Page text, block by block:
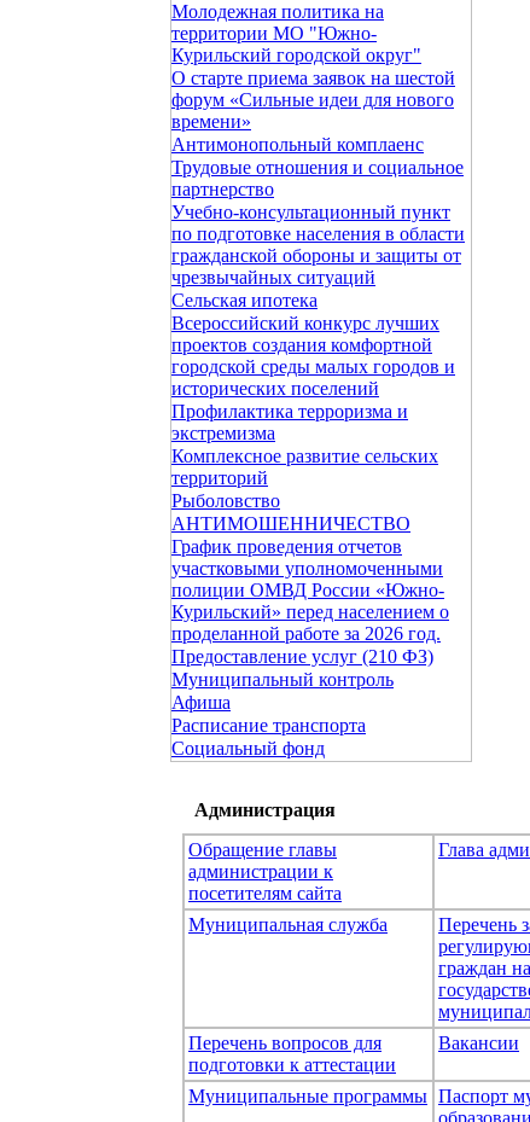
Молодежная политика на
территории МО "Южно-
Курильский городской округ"
О старте приема заявок на шестой
форум «Сильные идеи для нового
времени»
Антимонопольный комплаенс
Трудовые отношения и социальное
партнерство
Учебно-консультационный пункт
по подготовке населения в области
гражданской обороны и защиты от
чрезвычайных ситуаций
Сельская ипотека
Всероссийский конкурс лучших
проектов создания комфортной
городской среды малых городов и
исторических поселений
Профилактика терроризма и
экстремизма
Комплексное развитие сельских
территорий
Рыболовство
АНТИМОШЕННИЧЕСТВО
График проведения отчетов
участковыми уполномоченными
полиции ОМВД России «Южно-
Курильский» перед населением о
проделанной работе за 2026 год.
Предоставление услуг (210 ФЗ)
Муниципальный контроль
Афиша
Расписание транспорта
Социальный фонд
Администрация
Обращение главы
администрации к
посетителям сайта
Глава
Муниципальная служба
Перечень
граждан на
Перечень вопросов для
подготовки к аттестации
Вакансии
Муниципальные программы Паспорт